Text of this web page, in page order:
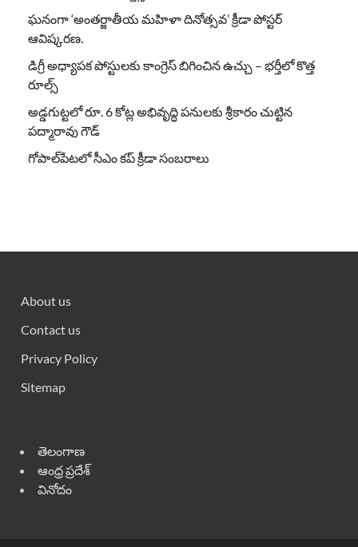
ఘనంగా ‘అంతర్జాతీయ మహిళా దినోత్సవ’ క్రీడా పోస్టర్
ఆవిష్కరణ.
డిగ్రీ అధ్యాపక పోస్టులకు కాంగ్రెస్ బిగించిన ఉచ్చు – భర్తీలో కొత్త
రూల్స్
అడ్డగుట్టలో రూ. 6 కోట్ల అభివృద్ధి పనులకు శ్రీకారం చుట్టిన
పద్మారావు గౌడ్
గోపాల్‌పేటలో సీఎం కప్ క్రీడా సంబరాలు
About us
Contact us
Privacy Policy
Sitemap
తెలంగాణ
ఆంధ్ర ప్రదేశ్
వినోదం